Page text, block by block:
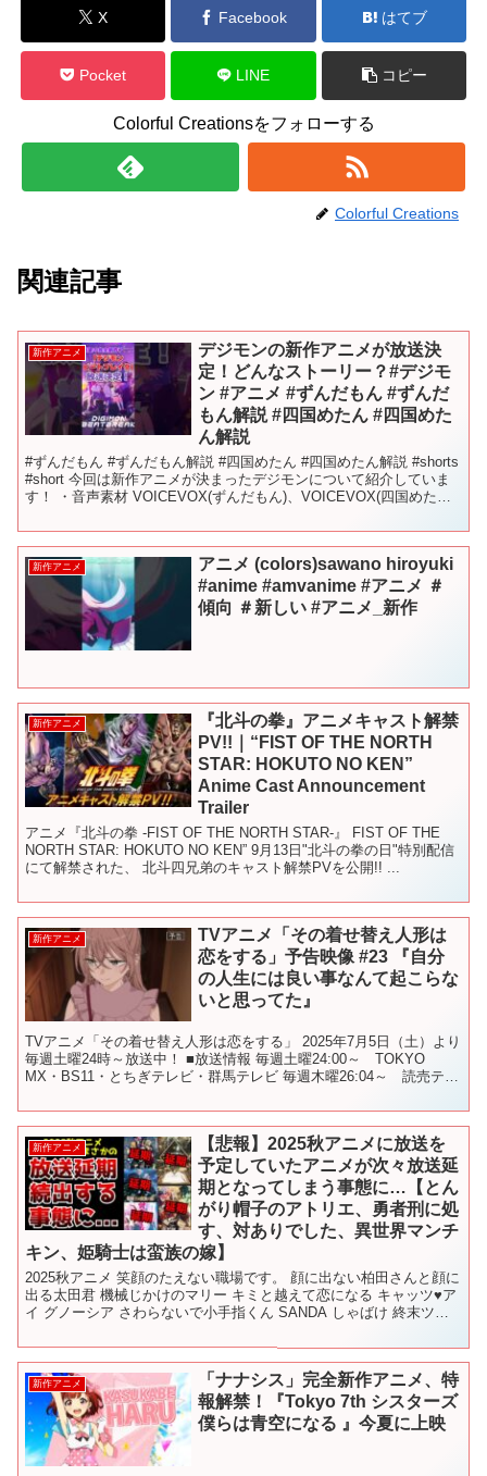
X Facebook はてブ
Pocket LINE コピー
Colorful Creationsをフォローする
Colorful Creations
関連記事
新作アニメ
デジモンの新作アニメが放送決
定！どんなストーリー？#デジモ
ン #アニメ #ずんだもん #ずんだ
もん解説 #四国めたん #四国めた
ん解説
#ずんだもん #ずんだもん解説 #四国めたん #四国めたん解説 #shorts
#short 今回は新作アニメが決まったデジモンについて紹介していま
す！ ・音声素材 VOICEVOX(ずんだもん)、VOICEVOX(四国めたん)
新作アニメ
アニメ (colors)sawano hiroyuki
#anime #amvanime #アニメ ＃
傾向 ＃新しい #アニメ_新作
新作アニメ
『北斗の拳』アニメキャスト解禁
PV!!｜“FIST OF THE NORTH
STAR: HOKUTO NO KEN”
Anime Cast Announcement
Trailer
アニメ『北斗の拳 -FIST OF THE NORTH STAR-』 FIST OF THE
NORTH STAR: HOKUTO NO KEN” 9月13日"北斗の拳の日"特別配信
にて解禁された、 北斗四兄弟のキャスト解禁PVを公開!! ...
新作アニメ
TVアニメ「その着せ替え人形は
恋をする」予告映像 #23 『自分
の人生には良い事なんて起こらな
いと思ってた』
TVアニメ「その着せ替え人形は恋をする」 2025年7月5日（土）より
毎週土曜24時～放送中！ ■放送情報 毎週土曜24:00～ TOKYO
MX・BS11・とちぎテレビ・群馬テレビ 毎週木曜26:04～ 読売テレ
新作アニメ
【悲報】2025秋アニメに放送を
予定していたアニメが次々放送延
期となってしまう事態に…【とん
がり帽子のアトリエ、勇者刑に処
す、対ありでした、異世界マンチ
キン、姫騎士は蛮族の嫁】
2025秋アニメ 笑顔のたえない職場です。 顔に出ない柏田さんと顔に
出る太田君 機械じかけのマリー キミと越えて恋になる キャッツ♥ア
イ グノーシア さわらないで小手指くん SANDA しゃばけ 終末ツー
新作アニメ
「ナナシス」完全新作アニメ、特
報解禁！『Tokyo 7th シスターズ
僕らは青空になる 』今夏に上映